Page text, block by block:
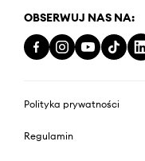
OBSERWUJ NAS NA:
Polityka prywatności
Regulamin